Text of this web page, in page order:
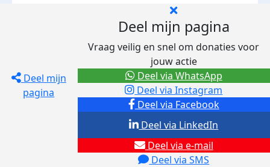
Deel mijn
pagina
Deel mijn pagina
Vraag veilig en snel om donaties voor
jouw actie
Deel via Facebook
Deel via Instagram
Deel via e-mail
Deel via SMS
Deel via LinkedIn
Deel via WhatsApp